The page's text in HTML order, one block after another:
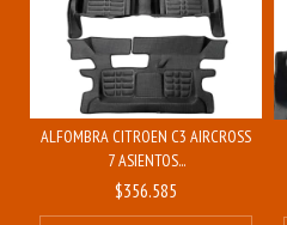
ALFOMBRA CITROEN C3 AIRCROSS
7 ASIENTOS...
$356.585